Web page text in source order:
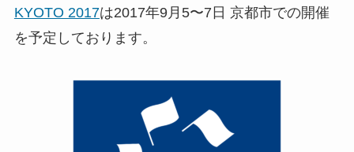
KYOTO 2017は2017年9月5〜7日 京都市での開催
を予定しております。